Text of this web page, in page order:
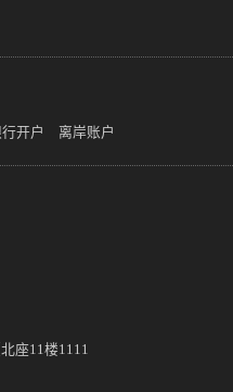
开户 离岸账户
座11楼1111